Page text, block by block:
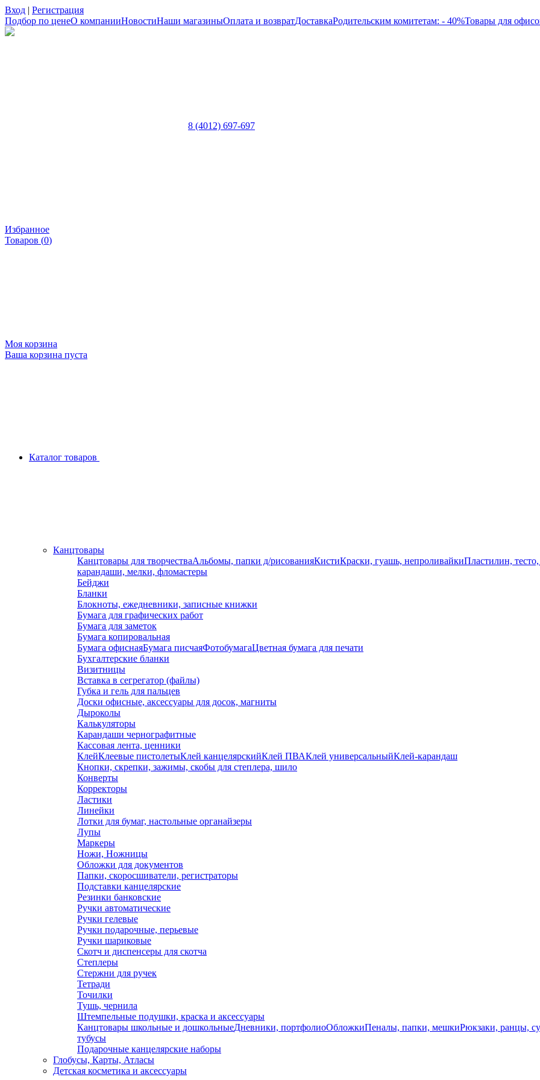
Вход | Регистрация
Подбор по ценеО компанииНовостиНаши магазиныОплата и возвратДоставкаРодительским комитетам: - 40%Товары для
8 (4012) 697-697
Избранное
Товаров (0)
Моя корзина
Ваша корзина пуста
Каталог товаров
Канцтовары
Канцтовары для творчестваАльбомы, папки д/рисованияКистиКраски, гуашь, непроливайкиПластилин,
карандаши, мелки, фломастеры
Бейджи
Бланки
Блокноты, ежедневники, записные книжки
Бумага для графических работ
Бумага для заметок
Бумага копировальная
Бумага офиснаяБумага писчаяФотобумагаЦветная бумага для печати
Бухгалтерские бланки
Визитницы
Вставка в сегрегатор (файлы)
Губка и гель для пальцев
Доски офисные, аксессуары для досок, магниты
Дыроколы
Калькуляторы
Карандаши чернографитные
Кассовая лента, ценники
КлейКлеевые пистолетыКлей канцелярскийКлей ПВАКлей универсальныйКлей-карандаш
Кнопки, скрепки, зажимы, скобы для степлера, шило
Конверты
Корректоры
Ластики
Линейки
Лотки для бумаг, настольные органайзеры
Лупы
Маркеры
Ножи, Ножницы
Обложки для документов
Папки, скоросшиватели, регистраторы
Подставки канцелярские
Резинки банковские
Ручки автоматические
Ручки гелевые
Ручки подарочные, перьевые
Ручки шариковые
Скотч и диспенсеры для скотча
Степлеры
Стержни для ручек
Тетради
Точилки
Тушь, чернила
Штемпельные подушки, краска и аксессуары
Канцтовары школьные и дошкольныеДневники, портфолиоОбложкиПеналы, папки, мешкиРюкзаки, ранцы,
тубусы
Подарочные канцелярские наборы
Глобусы, Карты, Атласы
Детская косметика и аксессуары